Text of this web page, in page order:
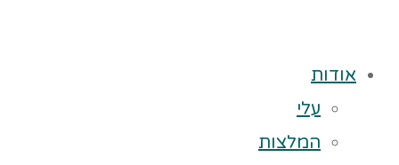
אודות
עלי
המלצות